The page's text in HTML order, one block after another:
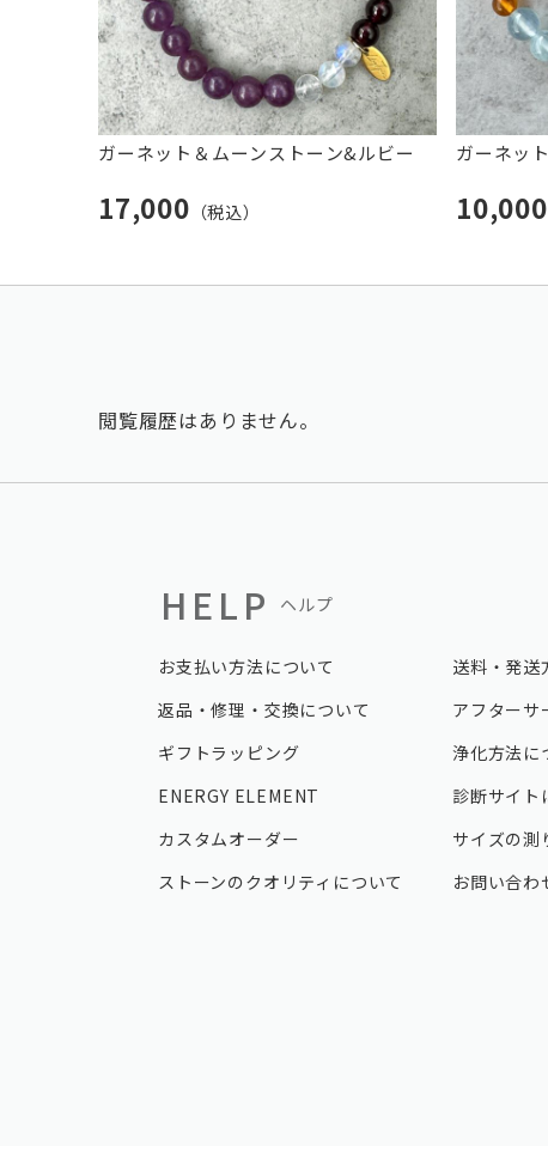
ガーネット＆ムーンストーン&ルビー
17,000 （税込）
ガーネッ
10,000
閲覧履歴はありません。
HELP ヘルプ
お支払い方法について
送料・発送
返品・修理・交換について
アフターサ
ギフトラッピング
浄化方法に
ENERGY ELEMENT
診断サイト
カスタムオーダー
サイズの測
ストーンのクオリティについて
お問い合わ